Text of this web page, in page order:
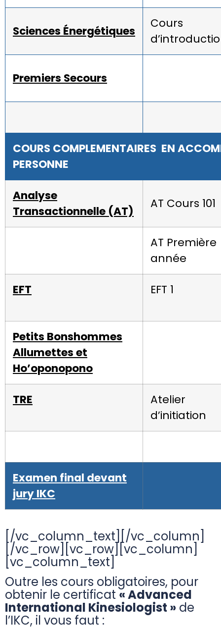
Sciences Énergétiques
Cours
Premiers Secours
COURS COMPLEMENTAIRES EN
PERSONNE
Analyse
Transactionnelle (AT)
AT Cours 101
AT Première
année
EFT EFT 1
Petits Bonshommes
Allumettes et
Ho’oponopono
TRE
Atelier
d’initiation
Examen final devant
jury IKC
[/vc_column_text][/vc_column]
[/vc_row][vc_row][vc_column]
[vc_column_text]
Outre les cours obligatoires, pour
obtenir le certificat « Advanced
International Kinesiologist » de
l’IKC, il vous faut :